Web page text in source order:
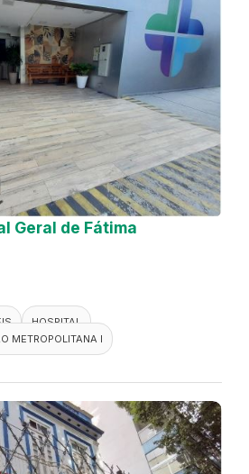
Geral de Fátima
HOSPITAL
METROPOLITANA I